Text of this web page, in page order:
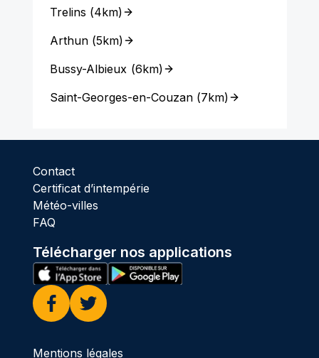
Trelins (4km)
Arthun(5km)
Bussy-Albieux (6km)
Saint-Georges-en-Couzan(7km)
Contact
Certificat d’intempérie
Météo-villes
FAQ
Télécharger nos applications
Facebook
Twitter
Mentions légales